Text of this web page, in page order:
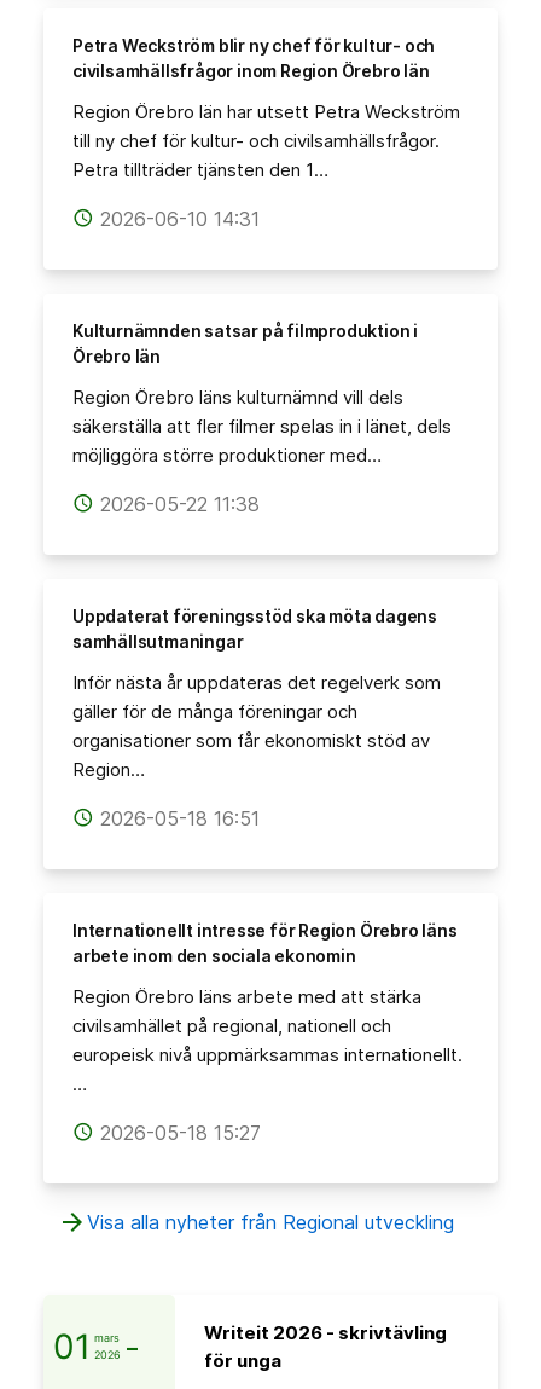
Petra Weckström blir ny chef för kultur- och
civilsamhällsfrågor inom Region Örebro län
Region Örebro län har utsett Petra Weckström
till ny chef för kultur- och civilsamhällsfrågor.
Petra tillträder tjänsten den 1…
access_time 2026-06-10 14:31
Kulturnämnden satsar på filmproduktion i
Örebro län
Region Örebro läns kulturnämnd vill dels
säkerställa att fler filmer spelas in i länet, dels
möjliggöra större produktioner med…
access_time 2026-05-22 11:38
Uppdaterat föreningsstöd ska möta dagens
samhällsutmaningar
Inför nästa år uppdateras det regelverk som
gäller för de många föreningar och
organisationer som får ekonomiskt stöd av
Region…
access_time 2026-05-18 16:51
Internationellt intresse för Region Örebro läns
arbete inom den sociala ekonomin
Region Örebro läns arbete med att stärka
civilsamhället på regional, nationell och
europeisk nivå uppmärksammas internationellt.
…
access_time 2026-05-18 15:27
arrow_forward Visa alla nyheter från Regional utveckling
01 mars
2026 -
Writeit 2026 - skrivtävling
för unga